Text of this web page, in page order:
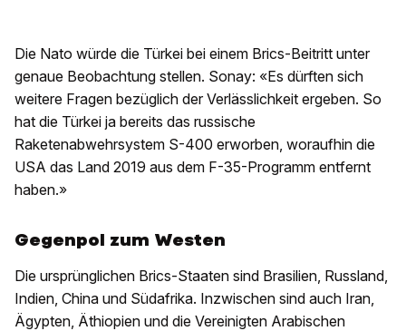
Die Nato würde die Türkei bei einem Brics-Beitritt unter
genaue Beobachtung stellen. Sonay: «Es dürften sich
weitere Fragen bezüglich der Verlässlichkeit ergeben. So
hat die Türkei ja bereits das russische
Raketenabwehrsystem S-400 erworben, woraufhin die
USA das Land 2019 aus dem F-35-Programm entfernt
haben.»
Gegenpol zum Westen
Die ursprünglichen Brics-Staaten sind Brasilien, Russland,
Indien, China und Südafrika. Inzwischen sind auch Iran,
Ägypten, Äthiopien und die Vereinigten Arabischen